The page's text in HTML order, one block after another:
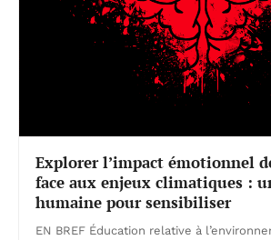
Explorer l’impact émotionnel
face aux enjeux climatiques :
humaine pour sensibiliser
EN BREF Éducation relative à